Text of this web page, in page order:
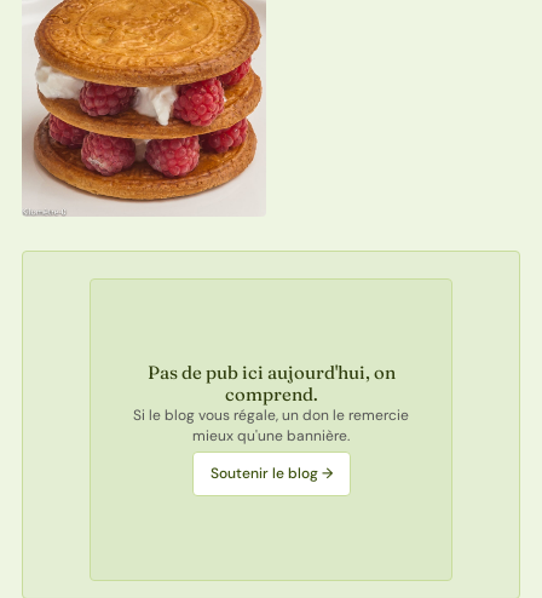
Pas de pub ici aujourd'hui, on
comprend.
Si le blog vous régale, un don le remercie
mieux qu'une bannière.
Soutenir le blog →